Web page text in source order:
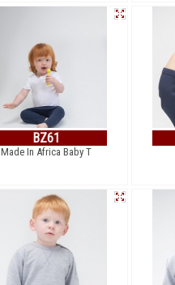
BZ61
Made In Africa Baby T